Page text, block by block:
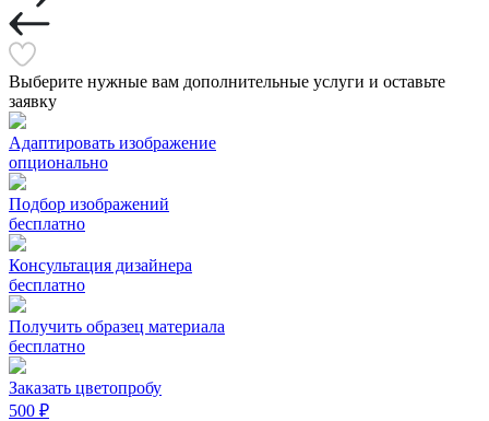
Выберите нужные вам дополнительные услуги и оставьте
заявку
Адаптировать изображение
опционально
Подбор изображений
бесплатно
Консультация дизайнера
бесплатно
Получить образец материала
бесплатно
Заказать цветопробу
500 ₽